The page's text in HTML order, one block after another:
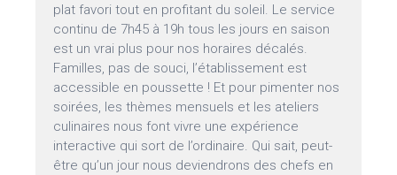
plat favori tout en profitant du soleil. Le service
continu de 7h45 à 19h tous les jours en saison
est un vrai plus pour nos horaires décalés.
Familles, pas de souci, l’établissement est
accessible en poussette ! Et pour pimenter nos
soirées, les thèmes mensuels et les ateliers
culinaires nous font vivre une expérience
interactive qui sort de l’ordinaire. Qui sait, peut-
être qu’un jour nous deviendrons des chefs en